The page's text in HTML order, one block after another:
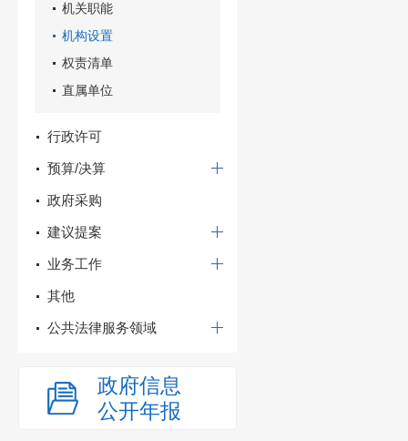
机关职能
机构设置
权责清单
直属单位
行政许可
预算/决算
政府采购
建议提案
业务工作
其他
公共法律服务领域
政府信息
公开年报